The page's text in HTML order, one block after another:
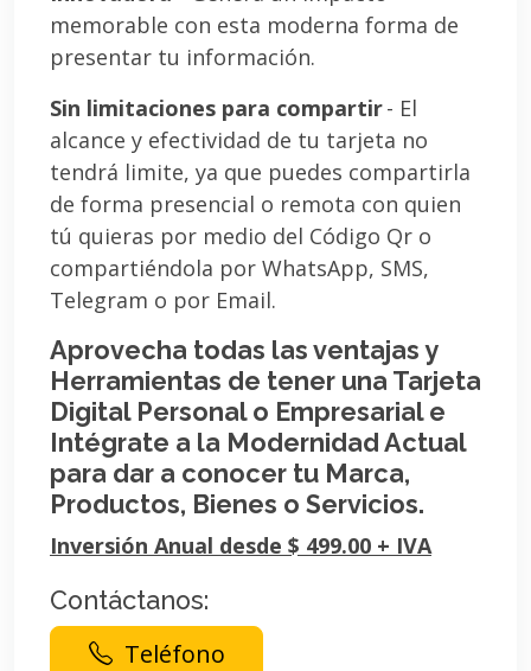
memorable con esta moderna forma de
presentar tu información.
Sin limitaciones para compartir- El
alcance y efectividad de tu tarjeta no
tendrá limite, ya que puedes compartirla
de forma presencial o remota con quien
tú quieras por medio del Código Qr o
compartiéndola por WhatsApp, SMS,
Telegram o por Email.
Aprovecha todas las ventajas y
Herramientas de tener una Tarjeta
Digital Personal o Empresarial e
Intégrate a la Modernidad Actual
para dar a conocer tu Marca,
Productos, Bienes o Servicios.
Inversión Anual desde $ 499.00 + IVA
Contáctanos:
Teléfono